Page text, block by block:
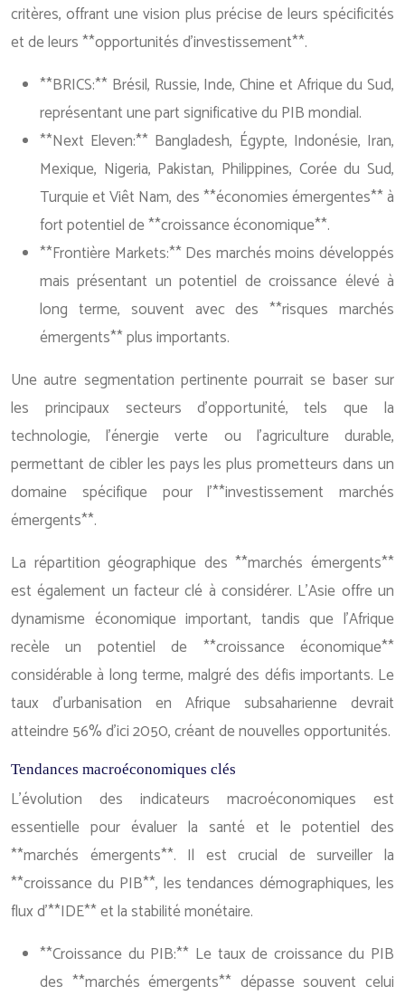
critères, offrant une vision plus précise de leurs spécificités
et de leurs **opportunités d’investissement**.
**BRICS:** Brésil, Russie, Inde, Chine et Afrique du Sud,
représentant une part significative du PIB mondial.
**Next Eleven:** Bangladesh, Égypte, Indonésie, Iran,
Mexique, Nigeria, Pakistan, Philippines, Corée du Sud,
Turquie et Viêt Nam, des **économies émergentes** à
fort potentiel de **croissance économique**.
**Frontière Markets:** Des marchés moins développés
mais présentant un potentiel de croissance élevé à
long terme, souvent avec des **risques marchés
émergents** plus importants.
Une autre segmentation pertinente pourrait se baser sur
les principaux secteurs d’opportunité, tels que la
technologie, l’énergie verte ou l’agriculture durable,
permettant de cibler les pays les plus prometteurs dans un
domaine spécifique pour l’**investissement marchés
émergents**.
La répartition géographique des **marchés émergents**
est également un facteur clé à considérer. L’Asie offre un
dynamisme économique important, tandis que l’Afrique
recèle un potentiel de **croissance économique**
considérable à long terme, malgré des défis importants. Le
taux d’urbanisation en Afrique subsaharienne devrait
atteindre 56% d’ici 2050, créant de nouvelles opportunités.
Tendances macroéconomiques clés
L’évolution des indicateurs macroéconomiques est
essentielle pour évaluer la santé et le potentiel des
**marchés émergents**. Il est crucial de surveiller la
**croissance du PIB**, les tendances démographiques, les
flux d’**IDE** et la stabilité monétaire.
**Croissance du PIB:** Le taux de croissance du PIB
des **marchés émergents** dépasse souvent celui